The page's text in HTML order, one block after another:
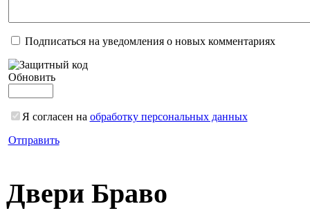
Подписаться на уведомления о новых комментариях
Обновить
Я согласен на обработку персональных данных
Отправить
Двери Браво